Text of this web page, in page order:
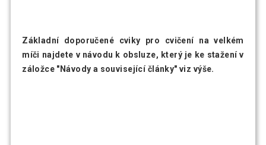
Základní doporučené cviky pro cvičení na velkém
míči najdete v návodu k obsluze, který je ke stažení v
záložce "Návody a související články" viz výše.